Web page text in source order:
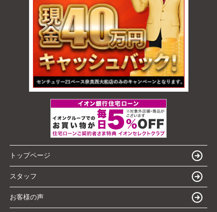
トップページ
スタッフ
お客様の声